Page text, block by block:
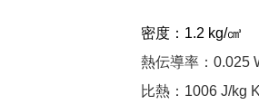
密度：1.2 kg/㎤
熱伝導率：0.025
比熱：1006 J/kg K